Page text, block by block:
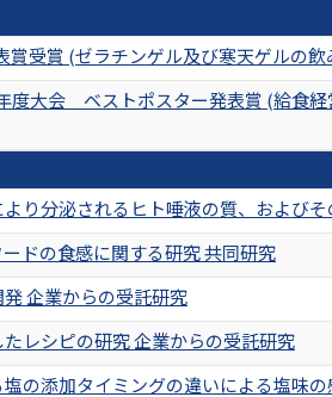
受賞 (ゼラチンゲル及び寒天ゲルの
大会 ベストポスター発表賞 (給食
り分泌されるヒト唾液の質、およびそ
ドの食感に関する研究 共同研究
企業からの受託研究
レシピの研究 企業からの受託研究
の添加タイミングの違いによる塩味